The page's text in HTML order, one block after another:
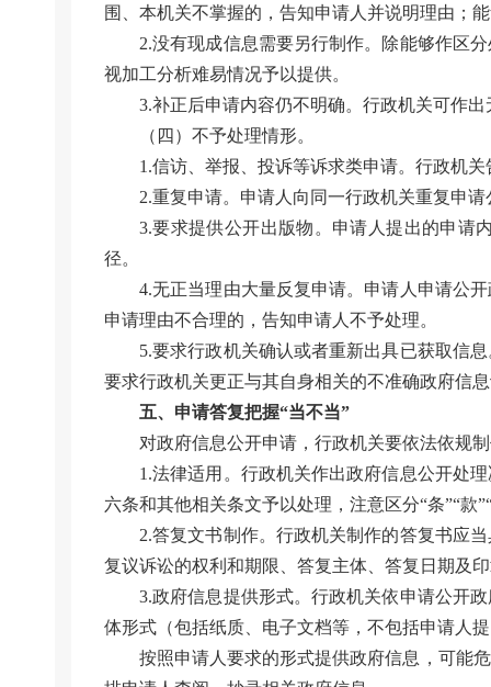
围、本机关不掌握的，告知申请人并说明理由；
2.没有现成信息需要另行制作。除能够作区
视加工分析难易情况予以提供。
3.补正后申请内容仍不明确。行政机关可作
（四）不予处理情形。
1.信访、举报、投诉等诉求类申请。行政机
2.重复申请。申请人向同一行政机关重复申
3.要求提供公开出版物。申请人提出的申请
径。
4.无正当理由大量反复申请。申请人申请公
申请理由不合理的，告知申请人不予处理。
5.要求行政机关确认或者重新出具已获取信
要求行政机关更正与其自身相关的不准确政府信
五、申请答复把握“当不当”
对政府信息公开申请，行政机关要依法依规
1.法律适用。行政机关作出政府信息公开处
六条和其他相关条文予以处理，注意区分“条”“款
2.答复文书制作。行政机关制作的答复书应
复议诉讼的权利和期限、答复主体、答复日期及
3.政府信息提供形式。行政机关依申请公开
体形式（包括纸质、电子文档等，不包括申请人
按照申请人要求的形式提供政府信息，可能